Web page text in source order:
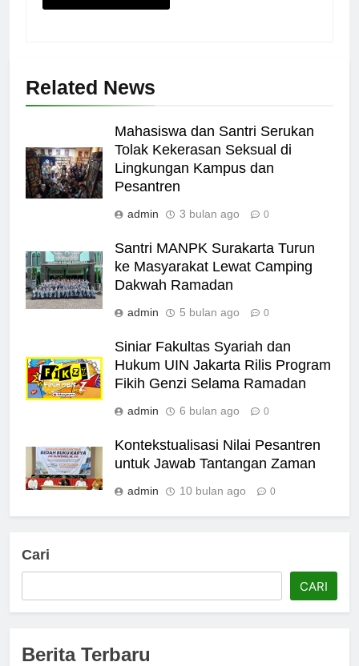
Related News
Mahasiswa dan Santri Serukan
Tolak Kekerasan Seksual di
Lingkungan Kampus dan
Pesantren
admin 3 bulan ago 0
Santri MANPK Surakarta Turun
ke Masyarakat Lewat Camping
Dakwah Ramadan
admin 5 bulan ago 0
Siniar Fakultas Syariah dan
Hukum UIN Jakarta Rilis Program
Fikih Genzi Selama Ramadan
admin 6 bulan ago 0
Kontekstualisasi Nilai Pesantren
untuk Jawab Tantangan Zaman
admin 10 bulan ago 0
Cari
CARI
Berita Terbaru